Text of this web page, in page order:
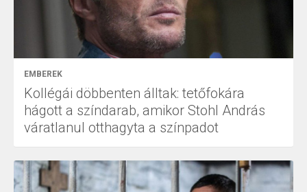
EMBEREK
Kollégái döbbenten álltak: tetőfokára
hágott a színdarab, amikor Stohl András
váratlanul otthagyta a színpadot